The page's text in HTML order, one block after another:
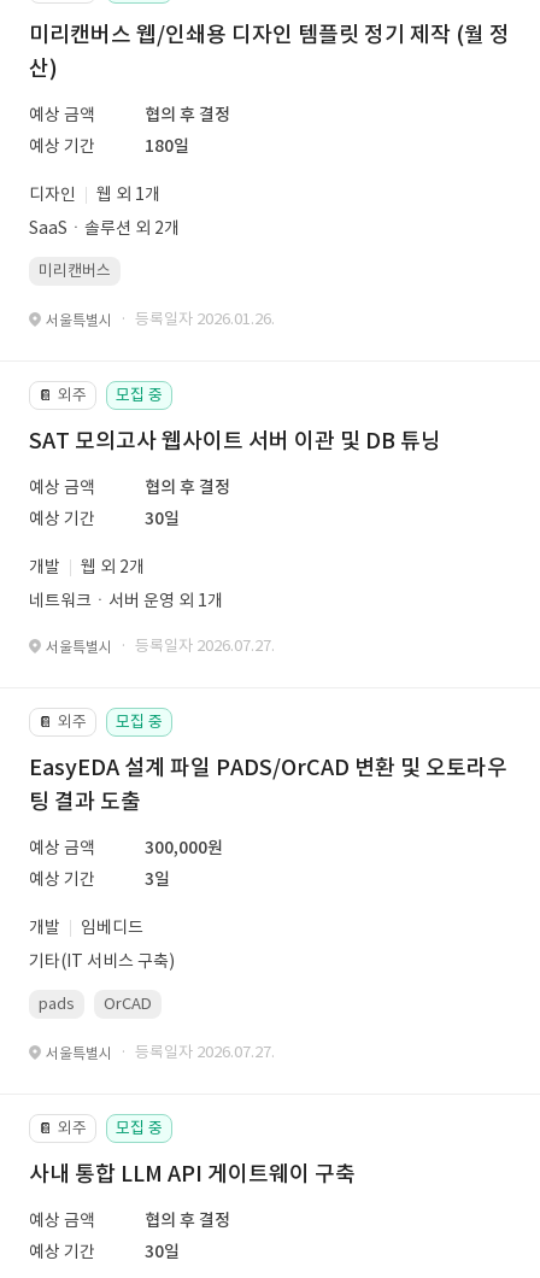
미리캔버스 웹/인쇄용 디자인 템플릿 정기 제작 (월 정
산)
예상 금액
협의 후 결정
예상 기간
180일
디자인
웹 외 1개
SaaSㆍ솔루션 외 2개
미리캔버스
서울특별시 · 등록일자 2026.01.26.
📔 외주 모집 중
SAT 모의고사 웹사이트 서버 이관 및 DB 튜닝
예상 금액
협의 후 결정
예상 기간
30일
개발
웹 외 2개
네트워크ㆍ서버 운영 외 1개
서울특별시 · 등록일자 2026.07.27.
📔 외주 모집 중
EasyEDA 설계 파일 PADS/OrCAD 변환 및 오토라우
팅 결과 도출
예상 금액
300,000원
예상 기간
3일
개발
임베디드
기타(IT 서비스 구축)
pads OrCAD
서울특별시 · 등록일자 2026.07.27.
📔 외주 모집 중
사내 통합 LLM API 게이트웨이 구축
예상 금액
협의 후 결정
예상 기간
30일